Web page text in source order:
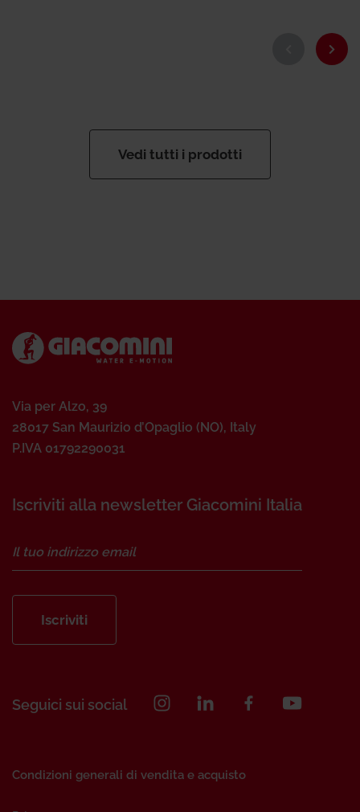
Vedi tutti i prodotti
Via per Alzo, 39
28017 San Maurizio d’Opaglio (NO), Italy
P.IVA 01792290031
Iscriviti alla newsletter Giacomini Italia
Iscriviti
Seguici sui social
Condizioni generali di vendita e acquisto